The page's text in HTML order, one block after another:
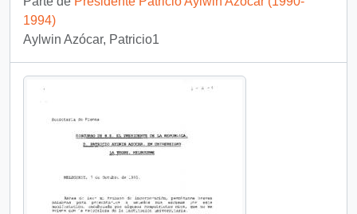
1994)
Aylwin Azócar, Patricio1